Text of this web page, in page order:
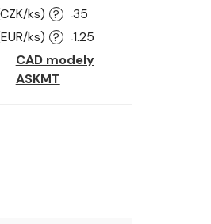
?
ks) 35
?
ks)
1.25
CAD modely
ASKMT